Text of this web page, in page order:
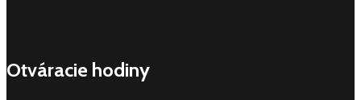
Otváracie hodiny